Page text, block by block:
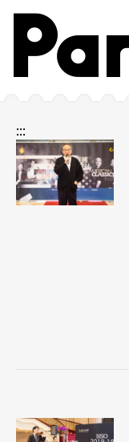
跳到主要內容區塊
網站導覽
:::